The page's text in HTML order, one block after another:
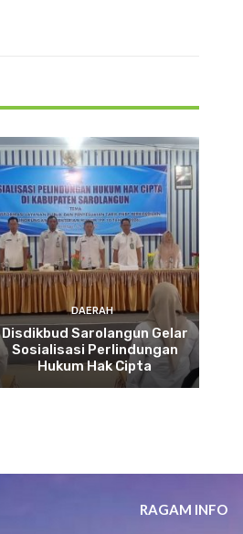
DAERAH
Disdikbud Sarolangun Gelar
Sosialisasi Perlindungan
Hukum Hak Cipta
RAGAM INFO